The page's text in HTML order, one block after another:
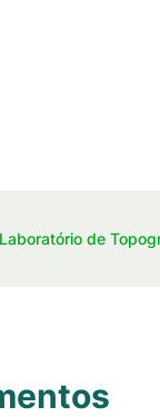
Laboratório de